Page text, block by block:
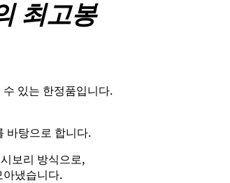
최고봉
있는 한정품입니다.
바탕으로 합니다.
보리 방식으로,
냈습니다.